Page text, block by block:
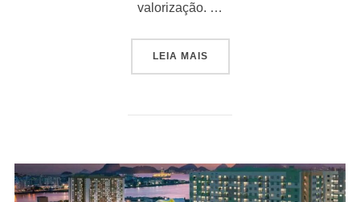
valorização. …
LEIA MAIS“O NOVO PERFIL DO